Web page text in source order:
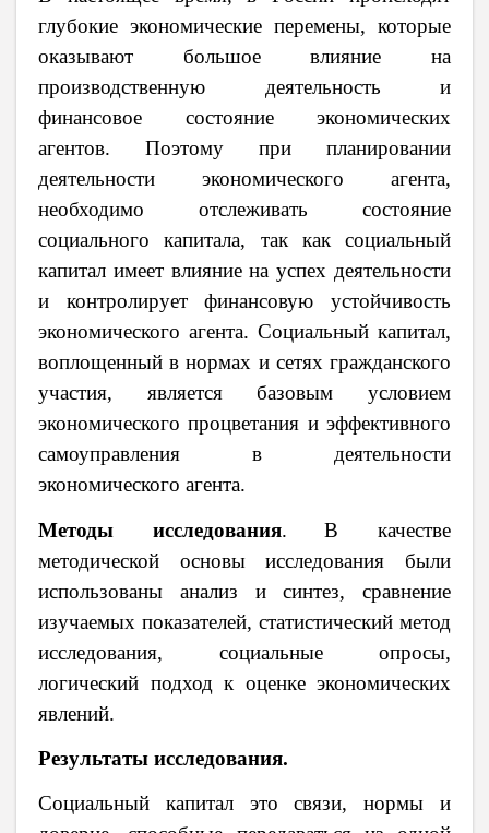
глубокие экономические перемены, которые
оказывают большое влияние на
производственную деятельность и
финансовое состояние экономических
агентов. Поэтому при планировании
деятельности экономического агента,
необходимо отслеживать состояние
социального капитала, так как социальный
капитал имеет влияние на успех деятельности
и контролирует финансовую устойчивость
экономического агента. Социальный капитал,
воплощенный в нормах и сетях гражданского
участия, является базовым условием
экономического процветания и эффективного
самоуправления в деятельности
экономического агента.
Методы исследования.
В качестве
методической основы исследования были
использованы анализ и синтез, сравнение
изучаемых показателей, статистический метод
исследования, социальные опросы,
логический подход к оценке экономических
явлений.
Результаты исследования.
Социальный капитал это связи, нормы и